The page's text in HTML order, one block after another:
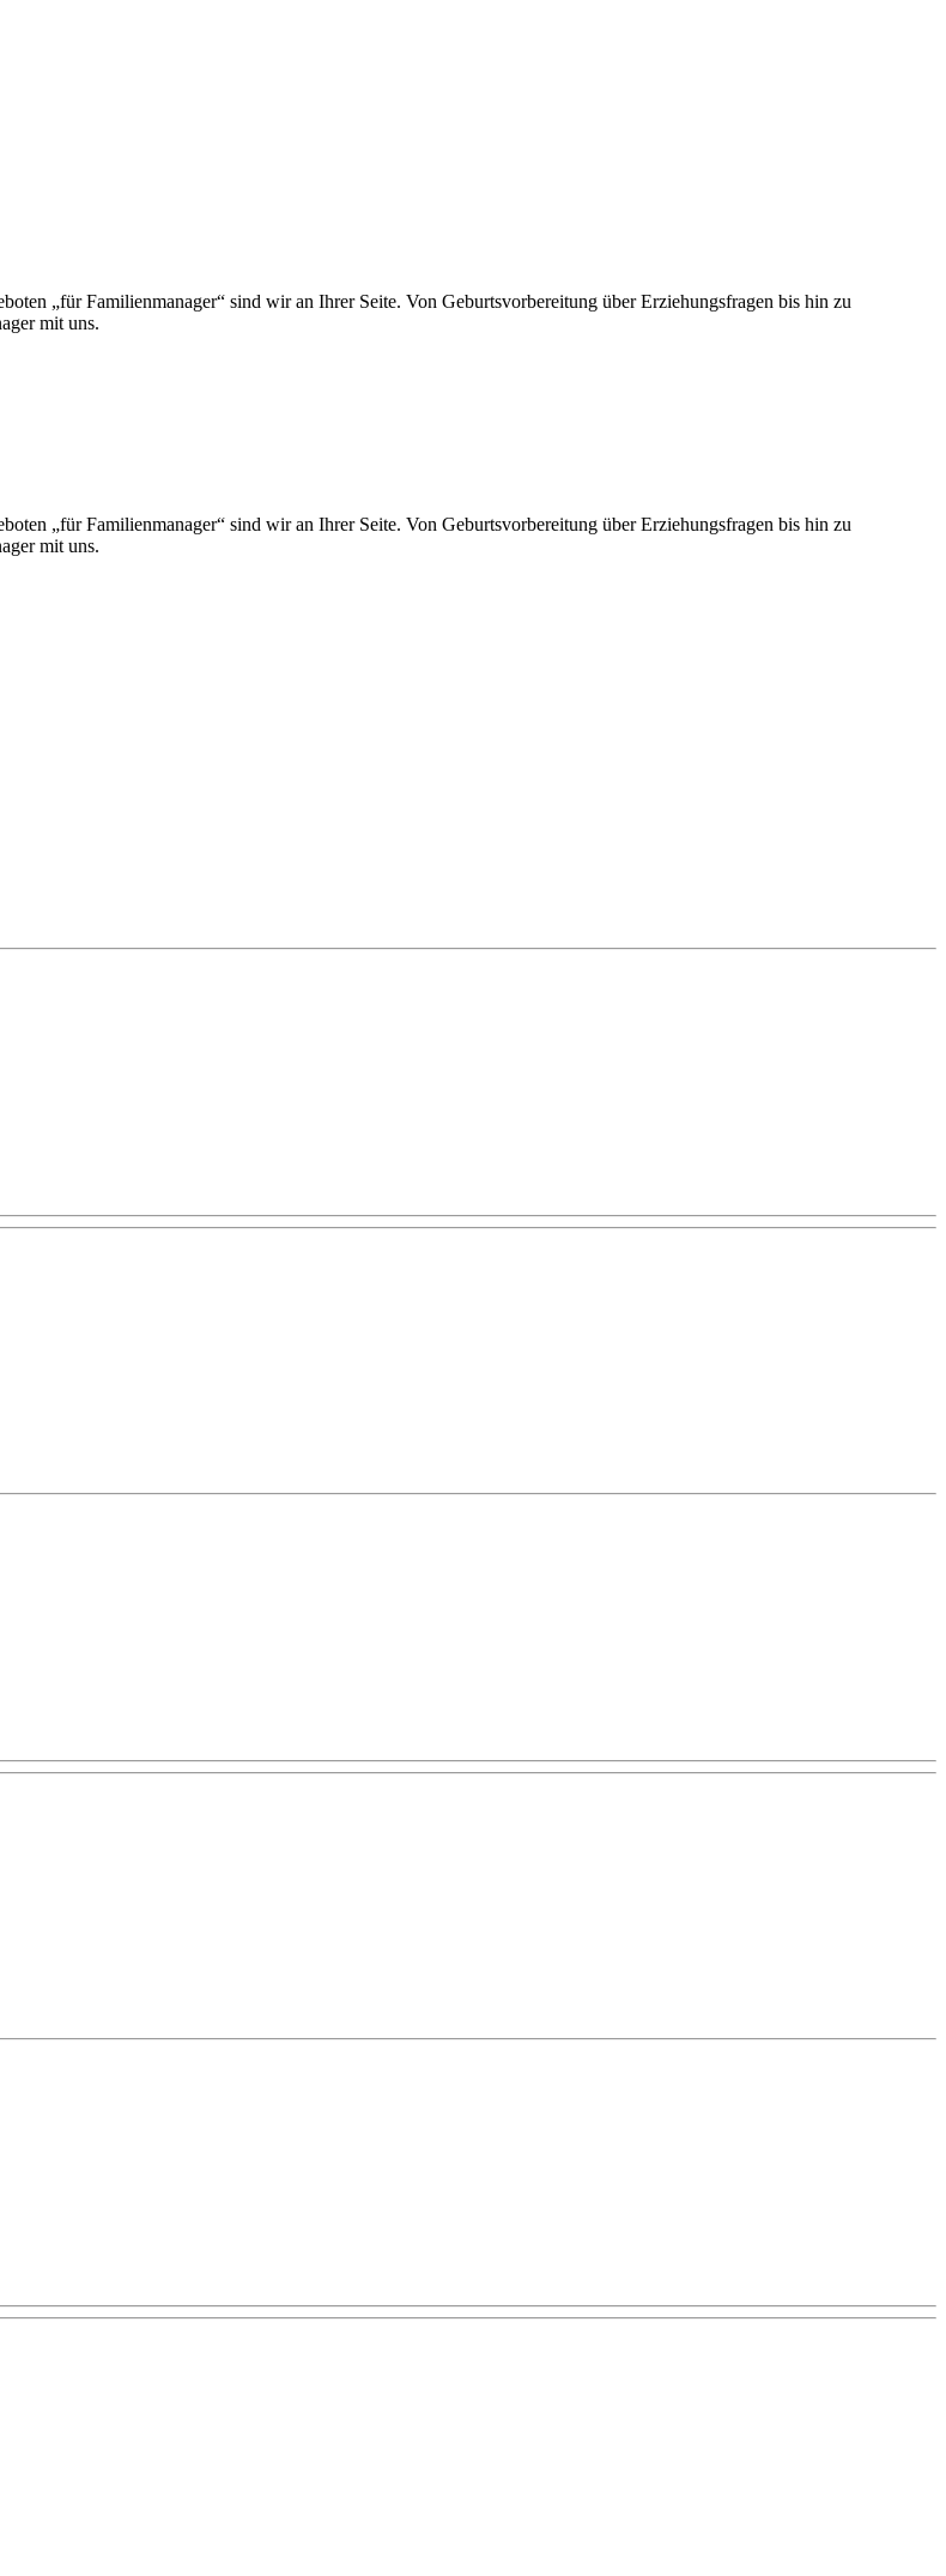
„für Familienmanager“ sind wir an Ihrer Seite. Von Geburtsvorbereitung über Erziehungsfragen bis hin zu
mit uns.
„für Familienmanager“ sind wir an Ihrer Seite. Von Geburtsvorbereitung über Erziehungsfragen bis hin zu
mit uns.